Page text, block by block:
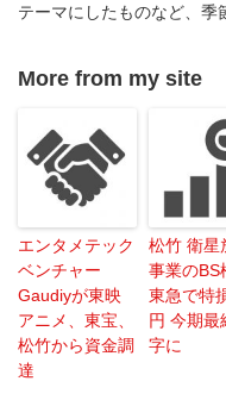
テーマにしたものなど、季
More from my site
エンタメテック
ベンチャー
Gaudiyが東映
アニメ、東宝、
松竹から資金調
達
松竹 衛星
事業のBS
東急で特
円 今期最
字に